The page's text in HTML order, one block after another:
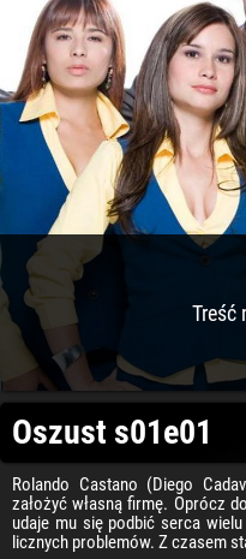
Treść
Oszust s01e01
Rolando Castano (Diego
założyć własną firmę. Oprócz
udaje mu się podbić serca
licznych problemów. Z czasem